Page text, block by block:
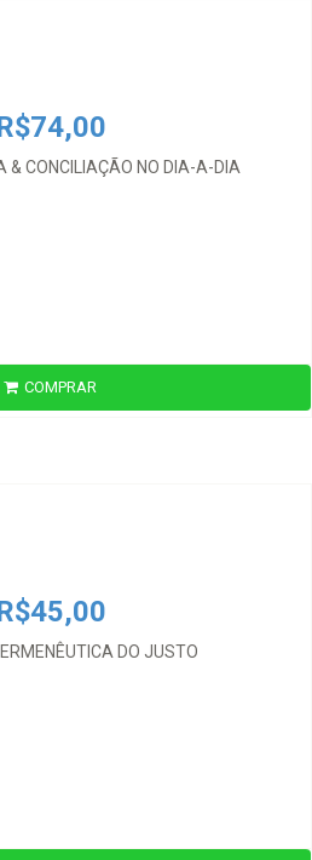
& CONCILIAÇÃO NO DIA-A-DIA
COMPRAR
DO JUSTO